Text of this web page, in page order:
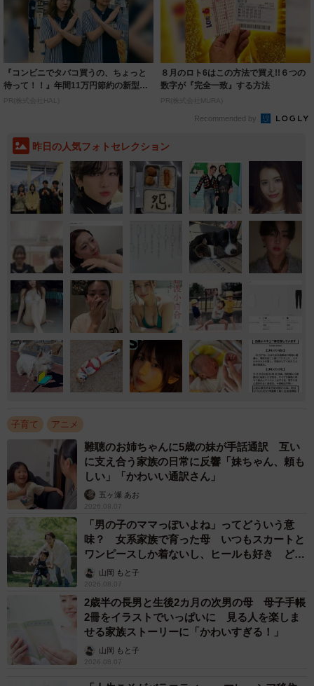
『コンビニでタバコ買うの、ちょっと
待って！！』年間11万円節約の新型タ
バコ
PR(株式会社HAL)
８月のロト6はこの方法で買え!!６つの
数字が『完全一致』する方法
PR(株式会社MURA)
Recommended by
昨日の人気フォトセレクション
子育て アニメ
難聴のお姉ちゃんに5歳の妹が手話通訳 互い
に支え合う家族の日常に反響「妹ちゃん、頼も
しい」「かわいい通訳さん」
五ヶ瀬 あお
2026.08.07
「男の子のママっぽいよね」ってどういう意
味？ 女系家族で育った母 いつもスカートと
ワンピースしか着ないし、ヒールも好き どの
へんが…
山岡 もと子
2026.08.07
2歳半の長男と生後2カ月の次男の母 母子手帳
2冊をイラストでいっぱいに 見る人を楽しま
せる家族ストーリーに「かわいすぎる！」
山岡 もと子
2026.08.07